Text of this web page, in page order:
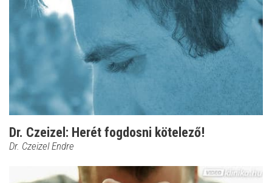
Dr. Czeizel: Herét fogdosni kötelező!
Dr. Czeizel Endre